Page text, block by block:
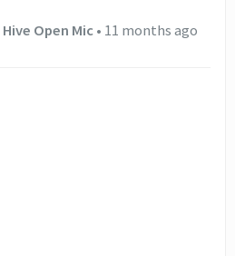
Hive Open Mic• 11 months ago